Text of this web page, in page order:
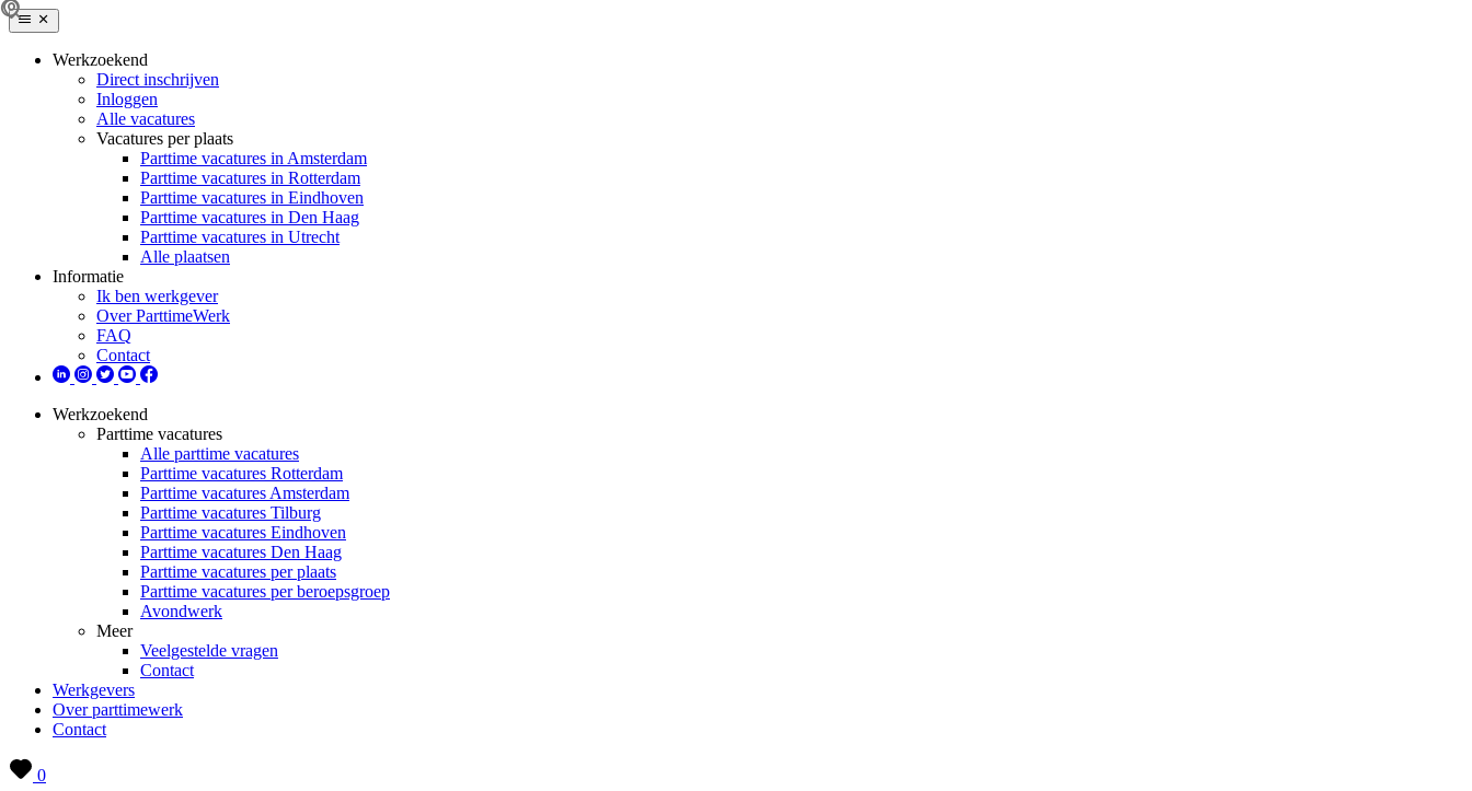
Werkzoekend
Direct inschrijven
Inloggen
Alle vacatures
Vacatures per plaats
Parttime vacatures in Amsterdam
Parttime vacatures in Rotterdam
Parttime vacatures in Eindhoven
Parttime vacatures in Den Haag
Parttime vacatures in Utrecht
Alle plaatsen
Informatie
Ik ben werkgever
Over ParttimeWerk
FAQ
Contact
Werkzoekend
Parttime vacatures
Alle parttime vacatures
Parttime vacatures Rotterdam
Parttime vacatures Amsterdam
Parttime vacatures Tilburg
Parttime vacatures Eindhoven
Parttime vacatures Den Haag
Parttime vacatures per plaats
Parttime vacatures per beroepsgroep
Avondwerk
Meer
Veelgestelde vragen
Contact
Werkgevers
Over parttimewerk
Contact
0